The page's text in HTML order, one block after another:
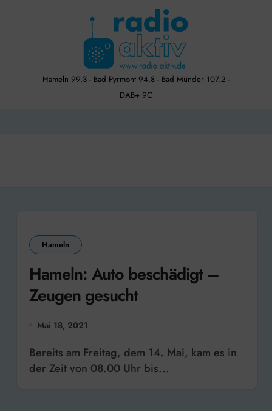
Hameln 99.3 - Bad Pyrmont 94.8 - Bad Münder 107.2 -
DAB+ 9C
Hameln
Hameln: Auto beschädigt –
Zeugen gesucht
Mai 18, 2021
Bereits am Freitag, dem 14. Mai, kam es in
der Zeit von 08.00 Uhr bis...